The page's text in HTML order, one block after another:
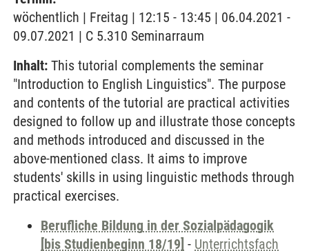
wöchentlich | Freitag | 12:15 - 13:45 | 06.04.2021 -
09.07.2021 | C 5.310 Seminarraum
Inhalt: This tutorial complements the seminar
"Introduction to English Linguistics". The purpose
and contents of the tutorial are practical activities
designed to follow up and illustrate those concepts
and methods introduced and discussed in the
above-mentioned class. It aims to improve
students' skills in using linguistic methods through
practical exercises.
Berufliche Bildung in der Sozialpädagogik
[bis Studienbeginn 18/19] - Unterrichtsfach